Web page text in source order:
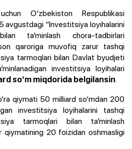
O‘zbekiston Respublikasi
avgustdagi “Investitsiya loyihalarini
ta’minlash chora-tadbirlari
son qaroriga muvofiq zarur tashqi
tarmoqlari bilan Davlat byudjeti
investitsiya loyihalari
so‘m miqdorida belgilansin.
qiymati 50 milliard so‘mdan 200
investitsiya loyihalarini tashqi
tarmoqlari bilan ta’minlash
qiymatining 20 foizidan oshmasligi